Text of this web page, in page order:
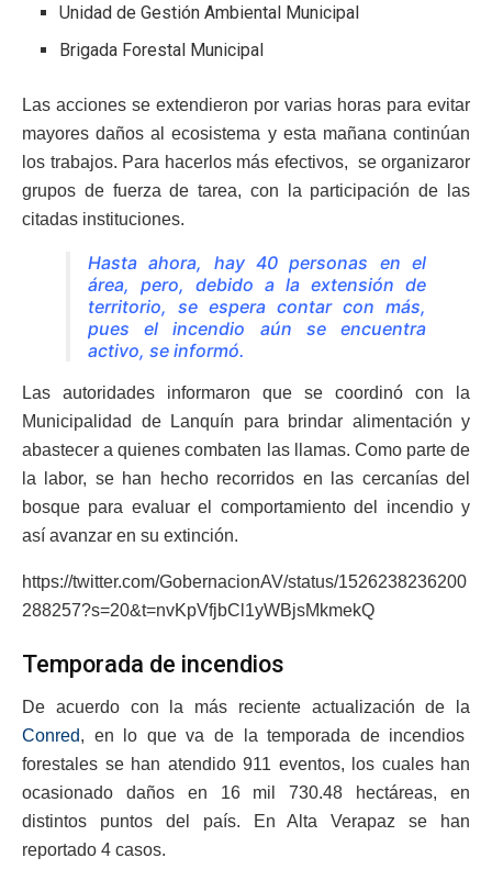
Unidad de Gestión Ambiental Municipal
Brigada Forestal Municipal
Las acciones se extendieron por varias horas para evitar
mayores daños al ecosistema y esta mañana continúan
los trabajos. Para hacerlos más efectivos, se organizaror
grupos de fuerza de tarea, con la participación de las
citadas instituciones.
Hasta ahora, hay 40 personas en el
área, pero, debido a la extensión de
territorio, se espera contar con más,
pues el incendio aún se encuentra
activo, se informó.
Las autoridades informaron que se coordinó con la
Municipalidad de Lanquín para brindar alimentación y
abastecer a quienes combaten las llamas. Como parte de
la labor, se han hecho recorridos en las cercanías del
bosque para evaluar el comportamiento del incendio y
así avanzar en su extinción.
https://twitter.com/GobernacionAV/status/1526238236200
288257?s=20&t=nvKpVfjbCl1yWBjsMkmekQ
Temporada de incendios
De acuerdo con la más reciente actualización de la
Conred, en lo que va de la temporada de incendios
forestales se han atendido 911 eventos, los cuales han
ocasionado daños en 16 mil 730.48 hectáreas, en
distintos puntos del país. En Alta Verapaz se han
reportado 4 casos.